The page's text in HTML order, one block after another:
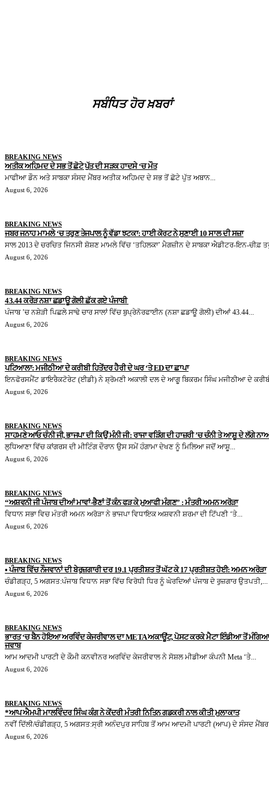
ਸਬੰਧਿਤ ਹੋਰ ਖ਼ਬਰਾਂ
BREAKING NEWS
ਅਤੀਕ ਅਹਿਮਦ ਦੇ ਸਭ ਤੋਂ ਛੋਟੇ ਪੁੱਤ ਦੀ ਸੜਕ ਹਾਦਸੇ ‘ਚ ਮੌਤ
ਮਾਫੀਆ ਡੌਨ ਅਤੇ ਸਾਬਕਾ ਸੰਸਦ ਮੈਂਬਰ ਅਤੀਕ ਅਹਿਮਦ ਦੇ ਸਭ ਤੋਂ ਛੋਟੇ ਪੁੱਤ ਅਬਾਨ...
August 6, 2026
BREAKING NEWS
ਜਬਰ ਜਨਾਹ ਮਾਮਲੇ ‘ਚ ਤਰੁਣ ਤੇਜਪਾਲ ਨੂੰ ਵੱਡਾ ਝਟਕਾ: ਹਾਈ ਕੋਰਟ ਨੇ ਸੁਣਾਈ 10 ਸਾਲ ਦੀ ਸਜ਼ਾ
ਸਾਲ 2013 ਦੇ ਚਰਚਿਤ ਜਿਨਸੀ ਸ਼ੋਸ਼ਣ ਮਾਮਲੇ ਵਿੱਚ ‘ਤਹਿਲਕਾ’ ਮੈਗਜ਼ੀਨ ਦੇ ਸਾਬਕਾ ਐਡੀਟਰ-ਇਨ-ਚੀਫ਼
August 6, 2026
BREAKING NEWS
43.44 ਕਰੋੜ ਨਸ਼ਾ ਛਡਾਊ ਗੋਲੀ ਛੱਕ ਗਏ ਪੰਜਾਬੀ
ਪੰਜਾਬ ’ਚ ਨਸ਼ੇੜੀ ਪਿਛਲੇ ਸਾਢੇ ਚਾਰ ਸਾਲਾਂ ਵਿੱਚ ਬੁਪ੍ਰੇਨੋਰਫਾਈਨ (ਨਸ਼ਾ ਛਡਾਊ ਗੋਲੀ) ਦੀਆਂ 43.44...
August 6, 2026
BREAKING NEWS
ਪਟਿਆਲਾ: ਮਜੀਠੀਆ ਦੇ ਕਰੀਬੀ ਹਿਤੇਂਦਰ ਹੈਰੀ ਦੇ ਘਰ ‘ਤੇ ED ਦਾ ਛਾਪਾ
ਇਨਫੋਰਸਮੈਂਟ ਡਾਇਰੈਕਟੋਰੇਟ (ਈਡੀ) ਨੇ ਸ਼੍ਰੋਮਣੀ ਅਕਾਲੀ ਦਲ ਦੇ ਆਗੂ ਬਿਕਰਮ ਸਿੰਘ ਮਜੀਠੀਆ ਦੇ
August 6, 2026
BREAKING NEWS
ਸਾਹਮਣੇ ਆਓ ਚੰਨੀ ਜੀ, ਭਾਜਪਾ ਦੀ ਕਿਉਂ ਮੰਨੀ ਜੀ: ਰਾਜਾ ਵੜਿੰਗ ਦੀ ਹਾਜ਼ਰੀ ’ਚ ਚੰਨੀ ਤੇ ਆਸ਼ੂ ਦੇ ਲੱਗੇ
ਲੁਧਿਆਣਾ ਵਿੱਚ ਕਾਂਗਰਸ ਦੀ ਮੀਟਿੰਗ ਦੌਰਾਨ ਉਸ ਸਮੇਂ ਹੰਗਾਮਾ ਦੇਖਣ ਨੂੰ ਮਿਲਿਆ ਜਦੋਂ ਆਸ਼ੂ...
August 6, 2026
BREAKING NEWS
“ਅਸ਼ਵਨੀ ਜੀ ਪੰਜਾਬ ਦੀਆਂ ਮਾਵਾਂ-ਭੈਣਾਂ ਤੋਂ ਕੰਨ ਫੜ ਕੇ ਮੁਆਫੀ ਮੰਗਣ” : ਮੰਤਰੀ ਅਮਨ ਅਰੋੜਾ
ਵਿਧਾਨ ਸਭਾ ਵਿਚ ਮੰਤਰੀ ਅਮਨ ਅਰੋੜਾ ਨੇ ਭਾਜਪਾ ਵਿਧਾਇਕ ਅਸ਼ਵਨੀ ਸ਼ਰਮਾ ਦੀ ਟਿੱਪਣੀ ‘ਤੇ...
August 6, 2026
BREAKING NEWS
• ਪੰਜਾਬ ਵਿੱਚ ਨੌਜਵਾਨਾਂ ਦੀ ਬੇਰੁਜ਼ਗਾਰੀ ਦਰ 19.1 ਪ੍ਰਤੀਸ਼ਤ ਤੋਂ ਘੱਟ ਕੇ 17 ਪ੍ਰਤੀਸ਼ਤ ਹੋਈ: ਅਮਨ ਅਰੋੜਾ
ਚੰਡੀਗੜ੍ਹ, 5 ਅਗਸਤ:ਪੰਜਾਬ ਵਿਧਾਨ ਸਭਾ ਵਿੱਚ ਵਿਰੋਧੀ ਧਿਰ ਨੂੰ ਘੇਰਦਿਆਂ ਪੰਜਾਬ ਦੇ ਰੁਜ਼ਗਾਰ ਉਤਪਤੀ,...
August 6, 2026
BREAKING NEWS
ਭਾਰਤ ‘ਚ ਬੈਨ ਹੋਇਆ ਅਰਵਿੰਦ ਕੇਜਰੀਵਾਲ ਦਾ META ਅਕਾਊਂਟ, ਪੋਸਟ ਕਰਕੇ ਮੈਟਾ ਇੰਡੀਆ ਤੋਂ ਮੰਗਿਆ
ਜਵਾਬ
ਆਮ ਆਦਮੀ ਪਾਰਟੀ ਦੇ ਕੌਮੀ ਕਨਵੀਨਰ ਅਰਵਿੰਦ ਕੇਜਰੀਵਾਲ ਨੇ ਸੋਸ਼ਲ ਮੀਡੀਆ ਕੰਪਨੀ Meta ‘ਤੇ...
August 6, 2026
BREAKING NEWS
*ਆਪ ਐਮਪੀ ਮਾਲਵਿੰਦਰ ਸਿੰਘ ਕੰਗ ਨੇ ਕੇਂਦਰੀ ਮੰਤਰੀ ਨਿਤਿਨ ਗਡਕਰੀ ਨਾਲ ਕੀਤੀ ਮੁਲਾਕਾਤ
ਨਵੀਂ ਦਿੱਲੀ/ਚੰਡੀਗੜ੍ਹ, 5 ਅਗਸਤ:ਸ੍ਰੀ ਅਨੰਦਪੁਰ ਸਾਹਿਬ ਤੋਂ ਆਮ ਆਦਮੀ ਪਾਰਟੀ (ਆਪ) ਦੇ ਸੰਸਦ
August 6, 2026